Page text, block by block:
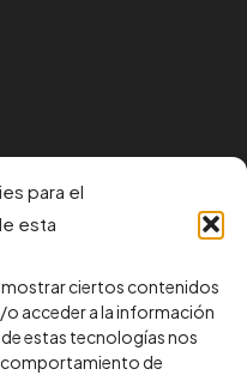
para el
esta
mostrar ciertos contenidos
o acceder a la información
estas tecnologías nos
de